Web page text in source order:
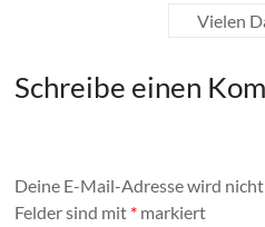
Vielen
Schreibe einen
Deine E-Mail-Adresse wird
Felder sind mit * markiert